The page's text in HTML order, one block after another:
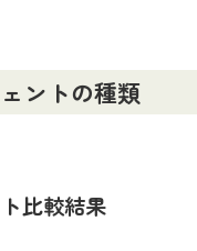
ントの種類
比較結果